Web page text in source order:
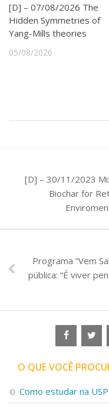
[D] – 07/08/2026 The
Hidden Symmetries of
Yang-Mills theories
05/08/2026
[D] – 30/11/2023
Biochar for
Programa “Vem
pública: “É viver
O QUE VOCÊ
Como estudar na USP